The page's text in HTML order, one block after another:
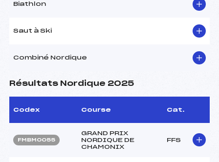
Biathlon
Saut à Ski
Combiné Nordique
Résultats Nordique 2025
Codex Course Cat.
FMBM0055
GRAND PRIX
NORDIQUE DE
CHAMONIX
FFS